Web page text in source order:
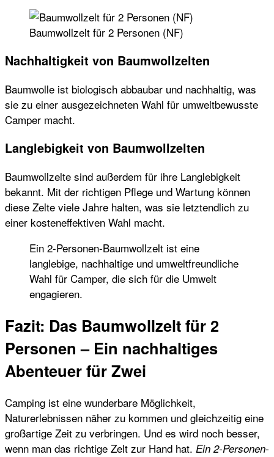
Baumwollzelt für 2 Personen (NF)
Nachhaltigkeit von Baumwollzelten
Baumwolle ist biologisch abbaubar und nachhaltig, was
sie zu einer ausgezeichneten Wahl für umweltbewusste
Camper macht.
Langlebigkeit von Baumwollzelten
Baumwollzelte sind außerdem für ihre Langlebigkeit
bekannt. Mit der richtigen Pflege und Wartung können
diese Zelte viele Jahre halten, was sie letztendlich zu
einer kosteneffektiven Wahl macht.
Ein 2-Personen-Baumwollzelt ist eine
langlebige, nachhaltige und umweltfreundliche
Wahl für Camper, die sich für die Umwelt
engagieren.
Fazit: Das Baumwollzelt für 2
Personen – Ein nachhaltiges
Abenteuer für Zwei
Camping ist eine wunderbare Möglichkeit,
Naturerlebnissen näher zu kommen und gleichzeitig eine
großartige Zeit zu verbringen. Und es wird noch besser,
wenn man das richtige Zelt zur Hand hat. Ein 2-Personen-